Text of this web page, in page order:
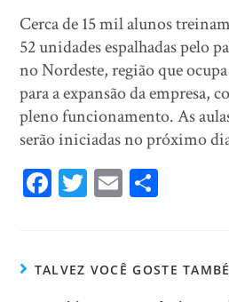
Cerca de 15 mil alunos
52 unidades espalhadas pelo
no Nordeste, região que
para a expansão da empresa,
pleno funcionamento. As
serão iniciadas no próximo
Fa
ok
T
er
E
TALVEZ VOCÊ GOSTE